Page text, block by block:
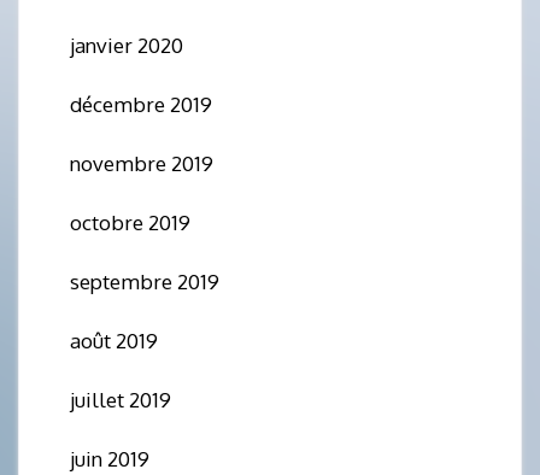
janvier 2020
décembre 2019
novembre 2019
octobre 2019
septembre 2019
août 2019
juillet 2019
juin 2019